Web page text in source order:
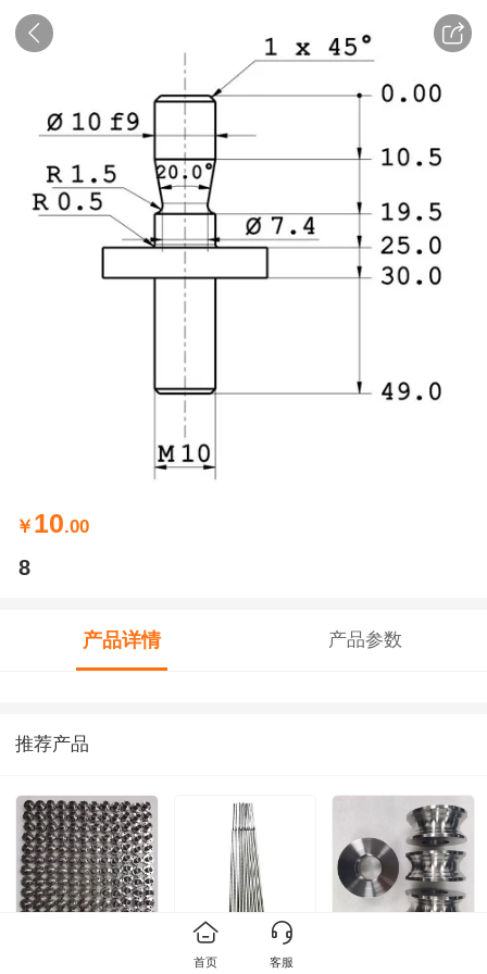
￥ 10.00
8
产品详情 产品参数
推荐产品
12首页 客服